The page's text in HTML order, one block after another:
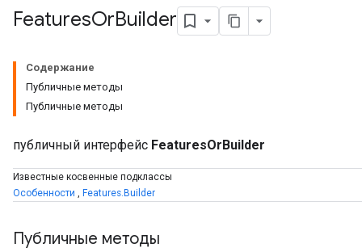
FeaturesOrBuilder
Содержание
Публичные методы
Публичные методы
публичный интерфейс FeaturesOrBuilder
Известные косвенные подклассы
Особенности , Features.Builder
Публичные методы